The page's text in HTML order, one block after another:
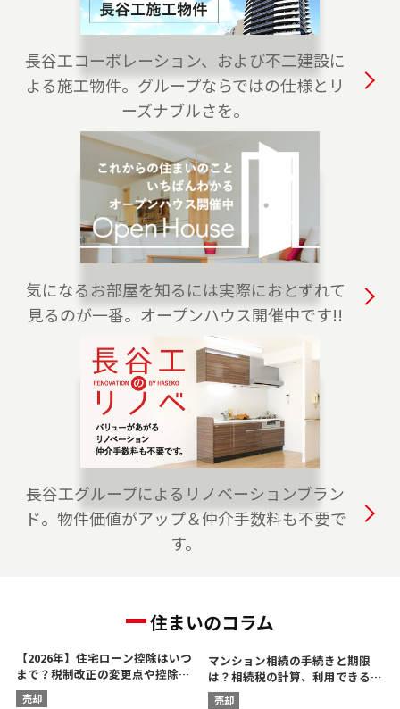
2023-04-01
白金高輪センターをオープンしました。港区・
渋谷区・目黒区でお住まいのご売却、 ご購入を
ご検討の方は、是非ご相談ください。 フリーダ
イアル（0120-875-170）よりお気軽にどうぞ！
2023-04-01
練馬店をオープンしました。練馬区、西東京
市・東久留米市・清瀬市（一部）でお住まいの
ご売却、 ご購入をご検討の方は、是非ご相談く
ださい。 フリーダイアル（0120-228-875）より
お気軽にどうぞ！
2023-04-01
上野センターをオープンしました。台東区全
域、葛飾区・荒川区・千代田区・文京区（一
部）でお住まいのご売却、 ご購入をご検討の方
は、是非ご相談ください。 フリーダイアル
（0120-315-875）よりお気軽にどうぞ！
2023-04-01
おおたかの森プロジェクトチームを開設しまし
た。 つくばエクスプレス線・JR武蔵野線の流山
市、柏市、野田市、つくば市、守谷市でお住ま
いのご売却、 ご購入をご検討の方は、是非ご相
長谷工コーポレーション、および不二建設に
よる施工物件。グループならではの仕様とリ
ーズナブルさを。
気になるお部屋を知るには実際におとずれて
見るのが一番。オープンハウス開催中です!!
長谷工グループによるリノベーションブラン
ド。物件価値がアップ＆仲介手数料も不要で
す。
住まいのコラム
【2026年】住宅ローン控除はいつ
まで？税制改正の変更点や控除額
を解説
売却
マンション相続の手続きと期限
は？相続税の計算、利用できる控
除を解説
売却